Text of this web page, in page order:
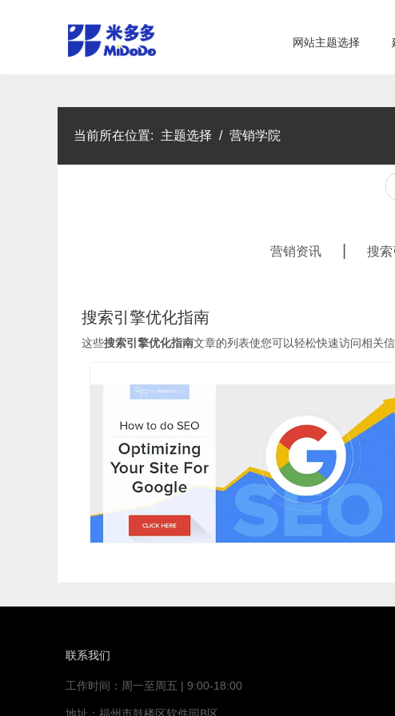
网站主题选择
当前所在位置: 主题选择 / 营销学院
营销资讯 搜索
搜索引擎优化指南
这些搜索引擎优化指南文章的列表使您可以轻松快速访问相关
联系我们
工作时间：周一至周五 | 9:00-18:00